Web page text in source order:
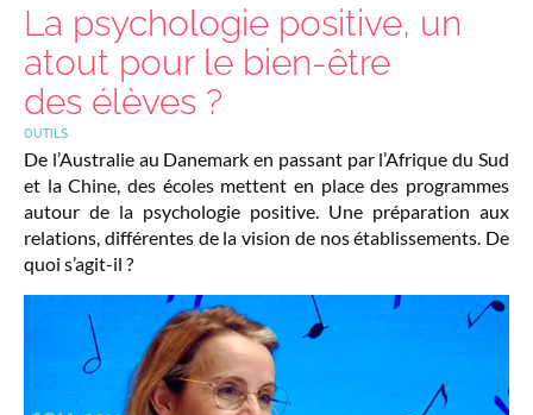
La psychologie positive, un
atout pour le bien-être
des élèves ?
OUTILS
De l’Australie au Danemark en passant par l’Afrique du Sud
et la Chine, des écoles mettent en place des programmes
autour de la psychologie positive. Une préparation aux
relations, différentes de la vision de nos établissements. De
quoi s’agit-il ?